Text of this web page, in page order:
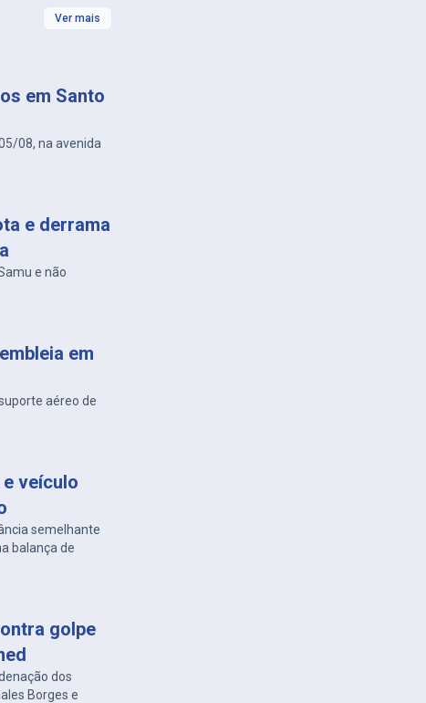
Ver mais
em Santo
08, na avenida
e derrama
e não
em
aéreo de
veículo
semelhante
balança de
golpe
dos
Borges e